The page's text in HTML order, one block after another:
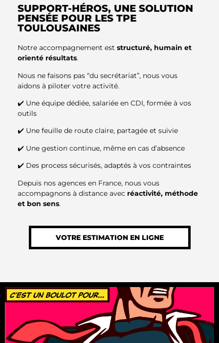
SUPPORT-HÉROS, UNE SOLUTION
PENSÉE POUR LES TPE
TOULOUSAINES
Notre accompagnement est structuré, humain et
orienté résultats.
Nous ne faisons pas “du secrétariat”, nous vous
aidons à piloter votre activité.
✔️ Une équipe dédiée, salariée en CDI, formée à vos
outils
✔️ Une feuille de route claire, partagée et suivie
✔️ Une gestion continue, même en cas d’absence
✔️ Des process sécurisés, adaptés à vos contraintes
Depuis nos agences en France, nous vous
accompagnons à distance avec réactivité, méthode
et bon sens.
VOTRE ESTIMATION EN LIGNE